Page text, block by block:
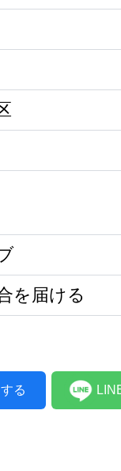
を届ける
る